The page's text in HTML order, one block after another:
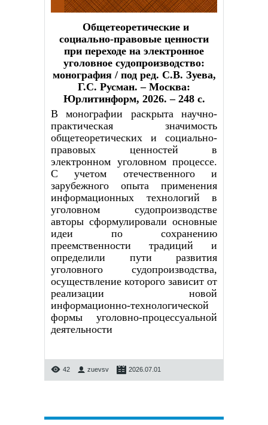
Общетеоретические и
социально-правовые ценности
при переходе на электронное
уголовное судопроизводство:
монография / под ред. С.В. Зуева,
Г.С. Русман. – Москва:
Юрлитинформ, 2026. – 248 с.
В монографии раскрыта научно-
практическая значимость
общетеоретических и социально-
правовых ценностей в
электронном уголовном процессе.
С учетом отечественного и
зарубежного опыта применения
информационных технологий в
уголовном судопроизводстве
авторы сформулировали основные
идеи по сохранению
преемственности традиций и
определили пути развития
уголовного судопроизводства,
осуществление которого зависит от
реализации новой
информационно-технологической
формы уголовно-процессуальной
деятельности
42 zuevsv 2026.07.01